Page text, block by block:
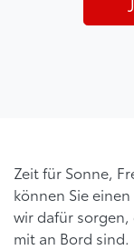
Zeit für Sonne,
können Sie
wir dafür sorgen,
mit an Bord sind.